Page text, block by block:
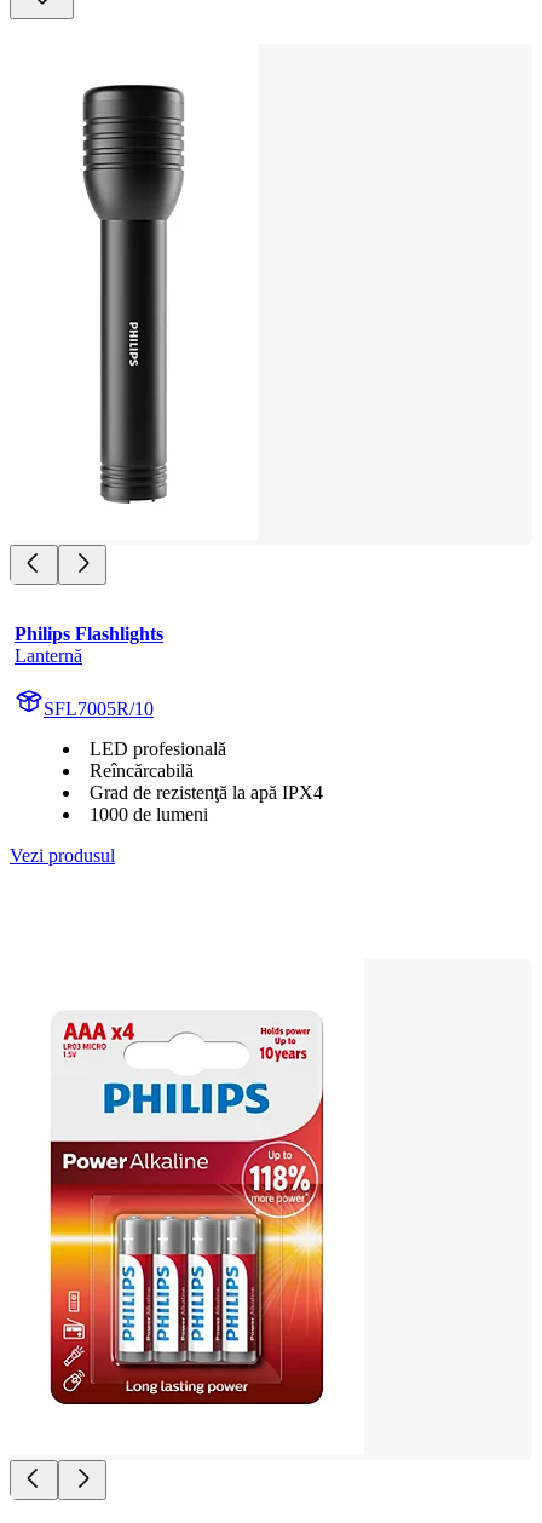
Philips Flashlights
Lanternă
SFL7005R/10
LED profesională
Reîncărcabilă
Grad de rezistenţă la apă IPX4
1000 de lumeni
Vezi produsul